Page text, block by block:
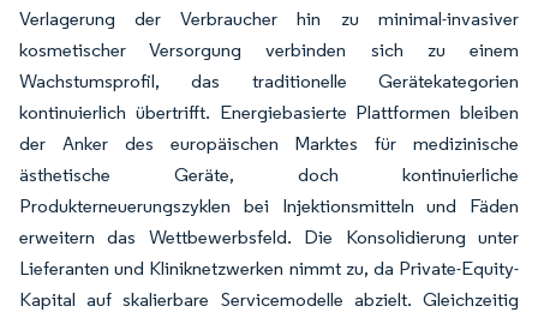
Verlagerung der Verbraucher hin zu minimal-invasiver
kosmetischer Versorgung verbinden sich zu einem
Wachstumsprofil, das traditionelle Gerätekategorien
kontinuierlich übertrifft. Energiebasierte Plattformen bleiben
der Anker des europäischen Marktes für medizinische
ästhetische Geräte, doch kontinuierliche
Produkterneuerungszyklen bei Injektionsmitteln und Fäden
erweitern das Wettbewerbsfeld. Die Konsolidierung unter
Lieferanten und Kliniknetzwerken nimmt zu, da Private-Equity-
Kapital auf skalierbare Servicemodelle abzielt. Gleichzeitig